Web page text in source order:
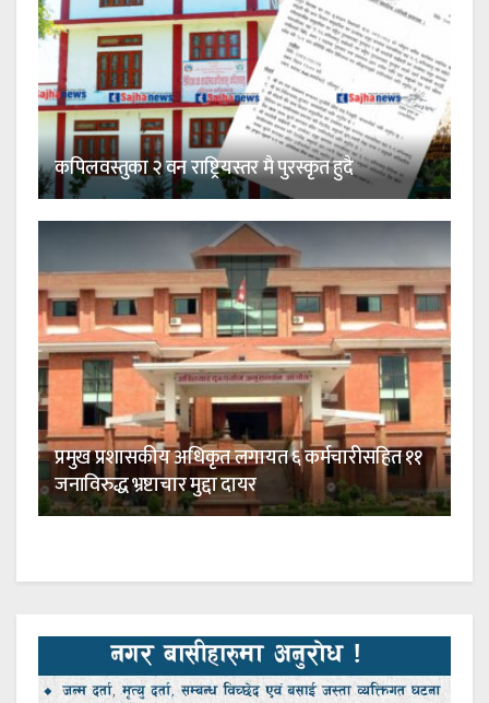
कपिलवस्तुका २ वन राष्ट्रियस्तर मै पुरस्कृत हुदै
प्रमुख प्रशासकीय अधिकृत लगायत ६ कर्मचारीसहित ११
जनाविरुद्ध भ्रष्टाचार मुद्दा दायर